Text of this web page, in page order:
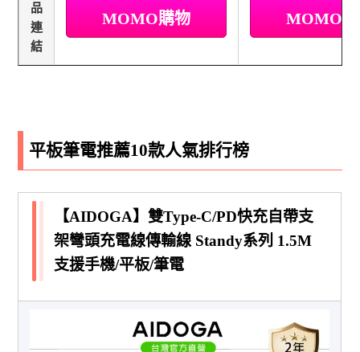
品
連
結
MOMO購物 MOMO
平板筆電推薦10款人氣排行榜
【AIDOGA】雙Type-C/PD快充自帶支
架彎頭充電線傳輸線 Standy系列 1.5M
支援手機/平板/筆電